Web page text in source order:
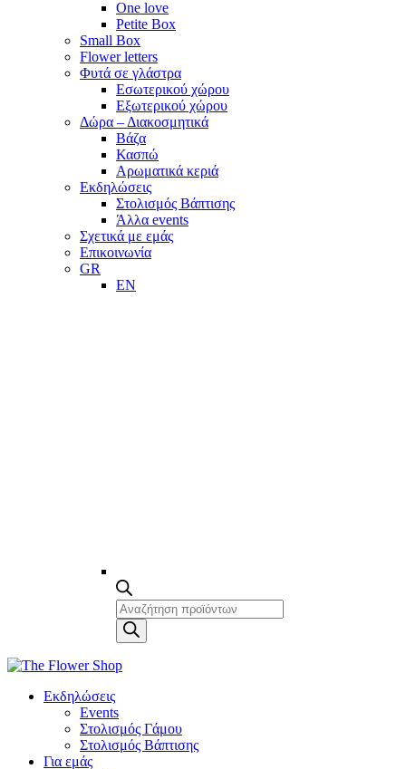
One love
Petite Box
Small Box
Flower letters
Φυτά σε γλάστρα
Εσωτερικού χώρου
Εξωτερικού χώρου
Δώρα – Διακοσμητικά
Βάζα
Κασπώ
Αρωματικά κεριά
Εκδηλώσεις
Στολισμός Βάπτισης
Άλλα events
Σχετικά με εμάς
Επικοινωνία
GR
EN
Products
search
Εκδηλώσεις
Events
Στολισμός Γάμου
Στολισμός Βάπτισης
Για εμάς